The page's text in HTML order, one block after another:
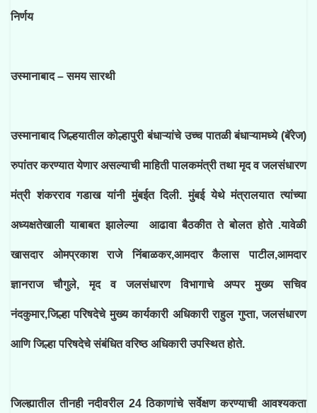
निर्णय
उस्मानाबाद – समय सारथी
उस्मानाबाद जिल्हयातील कोल्हापुरी बंधाऱ्यांचे उच्च पातळी बंधाऱ्यामध्ये (बॅरेज)
रुपांतर करण्यात येणार असल्याची माहिती पालकमंत्री तथा मृद व जलसंधारण
मंत्री शंकरराव गडाख यांनी मुंबईत दिली. मुंबई येथे मंत्रालयात त्यांच्या
अध्यक्षतेखाली याबाबत झालेल्या आढावा बैठकीत ते बोलत होते .यावेळी
खासदार ओमप्रकाश राजे निंबाळकर,आमदार कैलास पाटील,आमदार
ज्ञानराज चौगुले, मृद व जलसंधारण विभागाचे अप्पर मुख्य सचिव
नंदकुमार,जिल्हा परिषदेचे मुख्य कार्यकारी अधिकारी राहुल गुप्ता, जलसंधारण
आणि जिल्हा परिषदेचे संबंधित वरिष्ठ अधिकारी उपस्थित होते.
जिल्ह्यातील तीनही नदीवरील 24 ठिकाणांचे सर्वेक्षण करण्याची आवश्यकता